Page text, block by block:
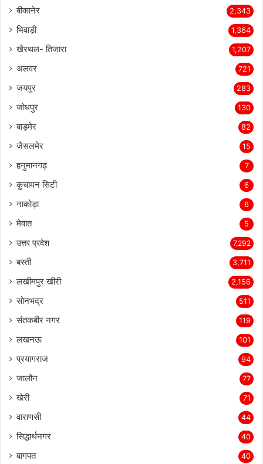
बीकानेर 2,343
भिवाड़ी 1,364
खैरथल- तिजारा 1,207
अलवर 721
जयपुर 283
जोधपुर 130
बाड़मेर 82
जैसलमेर 15
हनुमानगढ़ 7
कुचामन सिटी 6
नाकोड़ा 6
मेवात 5
उत्तर प्रदेश 7,292
बस्ती 3,711
लखीमपुर खीरी 2,156
सोनभद्र 511
संतकबीर नगर 119
लखनऊ 101
प्रयागराज 94
जालौन 77
खेरी 71
वाराणसी 44
सिद्धार्थनगर 40
बागपत 40